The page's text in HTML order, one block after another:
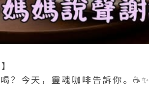
今天，靈魂咖啡告訴你。☕✨